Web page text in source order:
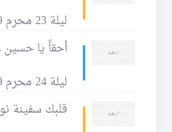
ليلة 23 محرم 1439 للهجرة
أحقاً يا
ليلة 24 محرم 1439 للهجرة
قلبك سفينة